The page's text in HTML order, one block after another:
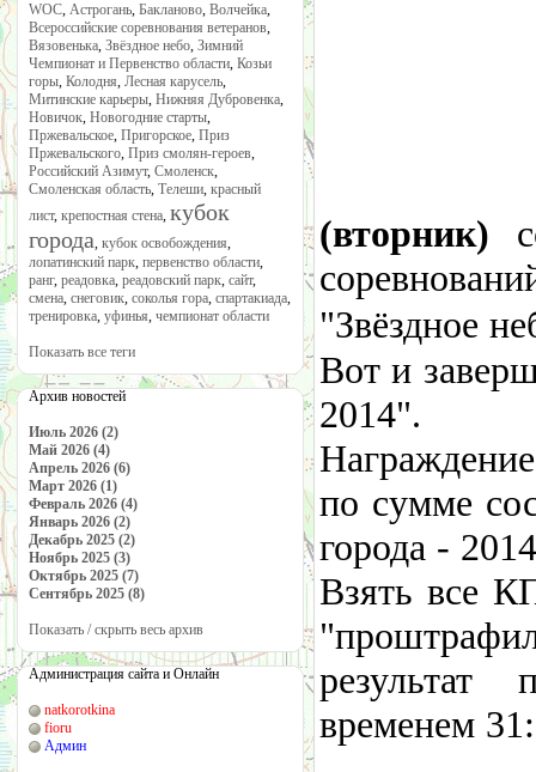
WOC, Астрогань, Бакланово, Волчейка,
Всероссийские соревнования ветеранов,
Вязовенька, Звёздное небо, Зимний
Чемпионат и Первенство области, Козьи
горы, Колодня, Лесная карусель,
Митинские карьеры, Нижняя Дубровенка,
Новичок, Новогодние старты,
Пржевальское, Пригорское, Приз
Пржевальского, Приз смолян-героев,
Российский Азимут, Смоленск,
Смоленская область, Телеши, красный
лист, крепостная стена, кубок
города, кубок освобождения,
лопатинский парк, первенство области,
ранг, реадовка, реадовский парк, сайт,
смена, снеговик, соколья гора, спартакиада,
тренировка, уфинья, чемпионат области
Показать все теги
Архив новостей
Июль 2026 (2)
Май 2026 (4)
Апрель 2026 (6)
Март 2026 (1)
Февраль 2026 (4)
Январь 2026 (2)
Декабрь 2025 (2)
Ноябрь 2025 (3)
Октябрь 2025 (7)
Сентябрь 2025 (8)
Показать / скрыть весь архив
Администрация сайта и Онлайн
natkorotkina
fioru
Админ
(вторник)
"Звёздное
Вот и
2014".
по сумме
города -
Взять все
результат
временем